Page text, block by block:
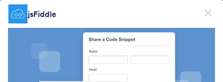
Начало на диалоговия прозорец
jsFiddle
Form Widgets Categories